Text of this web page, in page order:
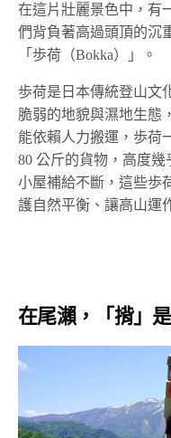
在這片壯麗景色中，有
們背負著高過頭頂的沉
「歩荷（Bokka）」。
歩荷是日本傳統登山文
脆弱的地貌與濕地生態
能依賴人力搬運，歩荷
80 公斤的貨物，高度
小屋補給不斷，這些歩
護自然平衡、讓高山運
在尾瀨，「揹」